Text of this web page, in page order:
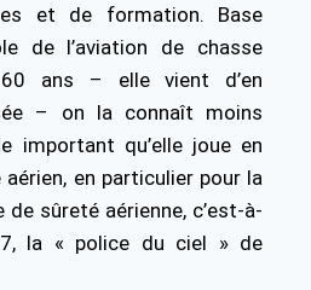
et de formation. Base
de l’aviation de chasse
ans – elle vient d’en
– on la connaît moins
important qu’elle joue en
en particulier pour la
sûreté aérienne, c’est-à-
la « police du ciel » de